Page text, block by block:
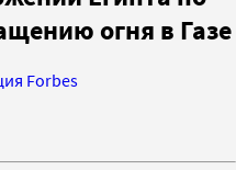
огня в Газе
Forbes